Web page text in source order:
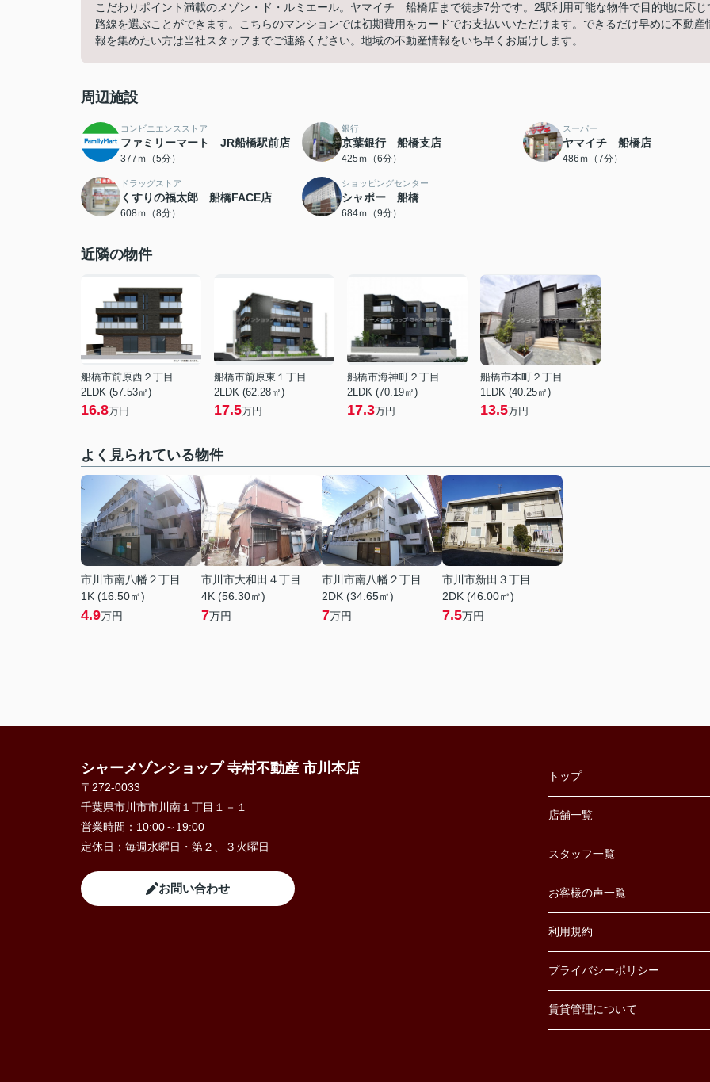
こだわりポイント満載のメゾン・ド・ルミエール。ヤマイチ 船橋店まで徒歩7分です。2駅利用可能な物件で目的地に応じ
路線を選ぶことができます。こちらのマンションでは初期費用をカードでお支払いいただけます。できるだけ早めに不動産
報を集めたい方は当社スタッフまでご連絡ください。地域の不動産情報をいち早くお届けします。
周辺施設
コンビニエンスストア
ファミリーマート JR船橋駅前店
377ｍ（5分）
銀行
京葉銀行 船橋支店
425ｍ（6分）
スーパー
ヤマイチ 船橋店
486ｍ（7分）
ドラッグストア
くすりの福太郎 船橋FACE店
608ｍ（8分）
ショッピングセンター
シャポー 船橋
684ｍ（9分）
近隣の物件
船橋市前原西２丁目
2LDK (57.53㎡)
16.8万円
船橋市前原東１丁目
2LDK (62.28㎡)
17.5万円
船橋市海神町２丁目
2LDK (70.19㎡)
17.3万円
船橋市本町２丁目
1LDK (40.25㎡)
13.5万円
よく見られている物件
市川市南八幡２丁目
1K (16.50㎡)
4.9万円
市川市大和田４丁目
4K (56.30㎡)
7万円
市川市南八幡２丁目
2DK (34.65㎡)
7万円
市川市新田３丁目
2DK (46.00㎡)
7.5万円
シャーメゾンショップ 寺村不動産 市川本店
〒272-0033
千葉県市川市市川南１丁目１－１
営業時間： 10:00～19:00
定休日： 毎週水曜日・第２、３火曜日
お問い合わせ
トップ
店舗一覧
スタッフ一覧
お客様の声一覧
利用規約
プライバシーポリシー
賃貸管理について